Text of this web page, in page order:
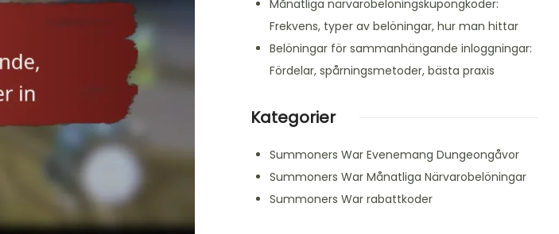
Månatliga närvarobelöningskupongkoder:
Frekvens, typer av belöningar, hur man hittar
Belöningar för sammanhängande inloggningar:
Fördelar, spårningsmetoder, bästa praxis
Kategorier
Summoners War Evenemang Dungeongåvor
Summoners War Månatliga Närvarobelöningar
Summoners War rabattkoder